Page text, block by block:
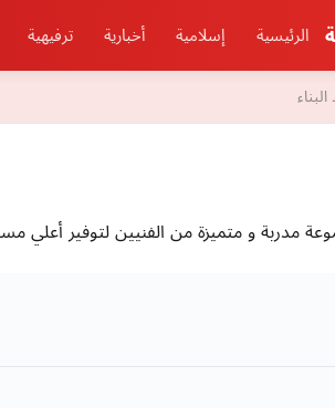
الرئيسية إسلامية أخبارية ترفيهية
البناء
مدربة و متميزة من الفنيين لتوفير أعلي